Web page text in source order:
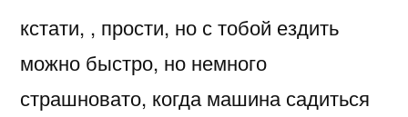
кстати, , прости, но с тобой ездить
можно быстро, но немного
страшновато, когда машина садиться